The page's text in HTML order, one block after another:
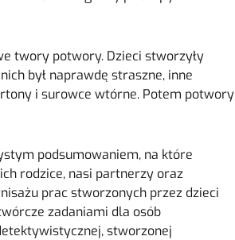
twory potwory. Dzieci stworzyły
był naprawdę straszne, inne
i surowce wtórne. Potem potwory
podsumowaniem, na które
rodzice, nasi partnerzy oraz
prac stworzonych przez dzieci
zadaniami dla osób
stworzonej